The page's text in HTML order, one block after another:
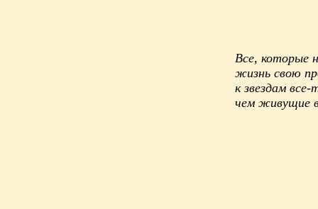
Все, которые
жизнь свою
к звездам
чем живущие